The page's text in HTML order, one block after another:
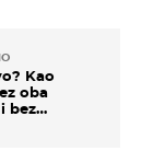
Kao
oba
bez